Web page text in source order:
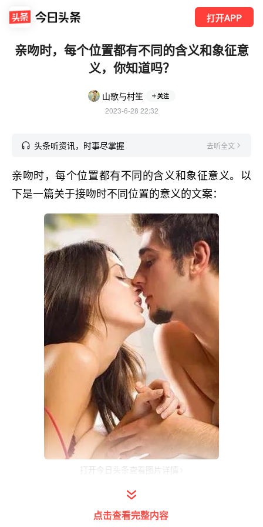
打开APP
亲吻时，每个位置都有不同的含义和象征意
义，你知道吗？
山歌与村笙 关注
2023-6-28 22:32
头条听资讯，时事尽掌握 去听全文
亲吻时，每个位置都有不同的含义和象征意义。以
下是一篇关于接吻时不同位置的意义的文案：
打开今日头条查看图片详情
1. 嘴唇：嘴唇是亲吻中最常见的部位之一，代表着
爱和情感。当两个人嘴唇相碰时，可以传达出很多
点击查看完整内容